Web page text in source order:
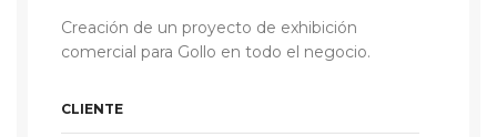
Creación de un proyecto de exhibición
comercial para Gollo en todo el negocio.
CLIENTE